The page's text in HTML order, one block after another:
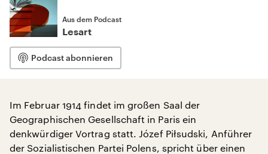
Aus dem Podcast
Lesart
Podcast abonnieren
Im Februar 1914 findet im großen Saal der
Geographischen Gesellschaft in Paris ein
denkwürdiger Vortrag statt. Józef Piłsudski, Anführer
der Sozialistischen Partei Polens, spricht über einen